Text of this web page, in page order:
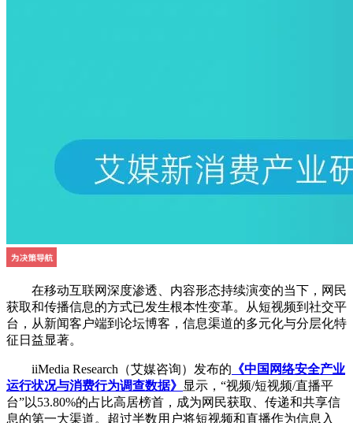
在移动互联网深度渗透、内容形态持续演变的当下，网民
获取和传播信息的方式已发生根本性变革。从短视频到社交平
台，从新闻客户端到论坛博客，信息渠道的多元化与分层化特
征日益显著。
iiMedia Research（艾媒咨询）发布的 《中国网络安全产业
运行状况与消费行为调查数据》 显示，“视频/短视频/直播平
台”以53.80%的占比高居榜首，成为网民获取、传递和共享信
息的第一大渠道。超过半数用户将短视频和直播作为信息入